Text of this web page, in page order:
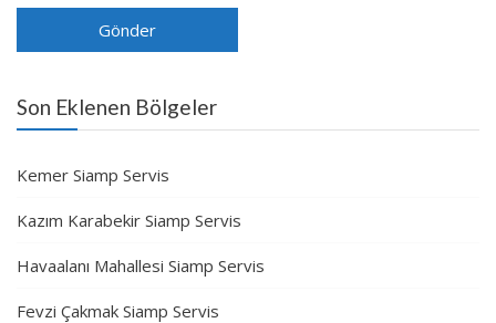
Son Eklenen Bölgeler
Kemer Siamp Servis
Kazım Karabekir Siamp Servis
Havaalanı Mahallesi Siamp Servis
Fevzi Çakmak Siamp Servis